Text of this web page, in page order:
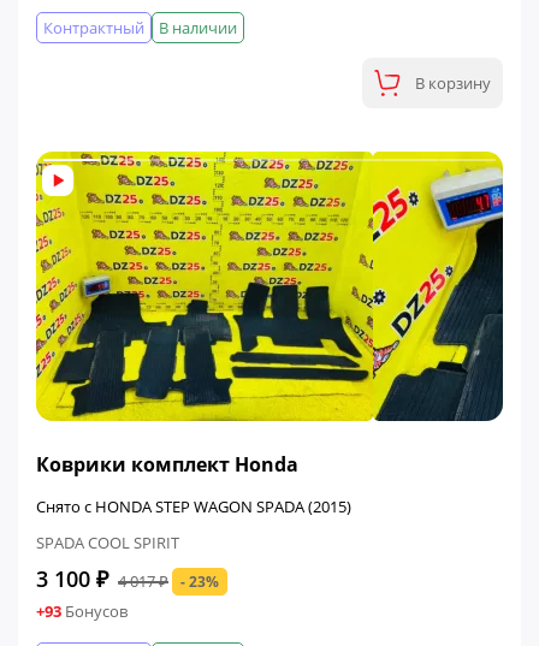
В наличии
Контрактный
В корзину
Коврики комплект Honda
Снято с HONDA STEP WAGON SPADA (2015)
SPADA COOL SPIRIT
3 100 ₽ 4 017 ₽ - 23%
+93 Бонусов